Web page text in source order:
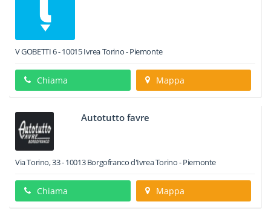
V GOBETTI 6-10015IvreaTorino -Piemonte
Chiama Mappa
Autotutto favre
Via Torino, 33-10013 Borgofranco d'IvreaTorino -Piemonte
Chiama Mappa